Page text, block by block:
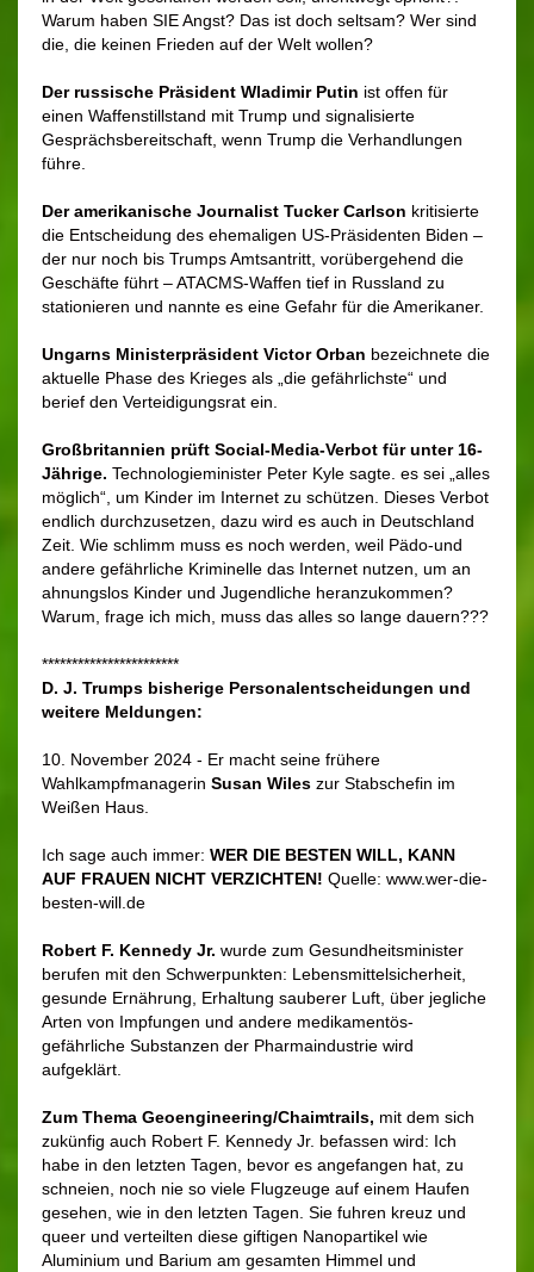
Warum haben SIE Angst? Das ist doch seltsam? Wer sind
die, die keinen Frieden auf der Welt wollen?
Der russische Präsident Wladimir Putin ist offen für
einen Waffenstillstand mit Trump und signalisierte
Gesprächsbereitschaft, wenn Trump die Verhandlungen
führe.
Der amerikanische Journalist Tucker Carlson kritisierte
die Entscheidung des ehemaligen US-Präsidenten Biden –
der nur noch bis Trumps Amtsantritt, vorübergehend die
Geschäfte führt – ATACMS-Waffen tief in Russland zu
stationieren und nannte es eine Gefahr für die Amerikaner.
Ungarns Ministerpräsident Victor Orban bezeichnete die
aktuelle Phase des Krieges als „die gefährlichste“ und
berief den Verteidigungsrat ein.
Großbritannien prüft Social-Media-Verbot für unter 16-
Jährige. Technologieminister Peter Kyle sagte. es sei „alles
möglich“, um Kinder im Internet zu schützen. Dieses Verbot
endlich durchzusetzen, dazu wird es auch in Deutschland
Zeit. Wie schlimm muss es noch werden, weil Pädo-und
andere gefährliche Kriminelle das Internet nutzen, um an
ahnungslos Kinder und Jugendliche heranzukommen?
Warum, frage ich mich, muss das alles so lange dauern???
***********************
D. J. Trumps bisherige Personalentscheidungen und
weitere Meldungen:
10. November 2024 - Er macht seine frühere
Wahlkampfmanagerin Susan Wiles zur Stabschefin im
Weißen Haus.
Ich sage auch immer: WER DIE BESTEN WILL, KANN
AUF FRAUEN NICHT VERZICHTEN! Quelle: www.wer-die-
besten-will.de
Robert F. Kennedy Jr. wurde zum Gesundheitsminister
berufen mit den Schwerpunkten: Lebensmittelsicherheit,
gesunde Ernährung, Erhaltung sauberer Luft, über jegliche
Arten von Impfungen und andere medikamentös-
gefährliche Substanzen der Pharmaindustrie wird
aufgeklärt.
Zum Thema Geoengineering/Chaimtrails, mit dem sich
zukünfig auch Robert F. Kennedy Jr. befassen wird: Ich
habe in den letzten Tagen, bevor es angefangen hat, zu
schneien, noch nie so viele Flugzeuge auf einem Haufen
gesehen, wie in den letzten Tagen. Sie fuhren kreuz und
queer und verteilten diese giftigen Nanopartikel wie
Aluminium und Barium am gesamten Himmel und